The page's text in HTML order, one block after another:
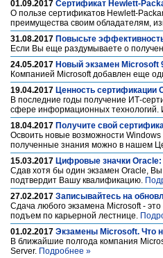
01.09.2017 Сертификат Hewlett-
О пользе сертификатов Hewlett-
преимущества своим обладателям,
31.08.2017 Повысьте
Если Вы еще раздумываете о
24.05.2017 Новый экзамен Microsoft
Компанией Microsoft добавлен еще
19.04.2017 Ценность сертификации
В последние годы получение ИТ-
сфере информационных технологий.
18.04.2017 Получите свой
Освоить новые возможности
полученные знания можно в нашем
15.03.2017 Цифровые значки
Сдав хотя бы один экзамен Oracle,
подтвердит Вашу квалификацию.
27.02.2017 Записывайтесь на
Сдача любого экзамена Microsoft -
подъем по карьерной лестнице.
01.02.2017 Экзамены Microsoft. Что
В ближайшие полгода компания
Server. Подробнее »